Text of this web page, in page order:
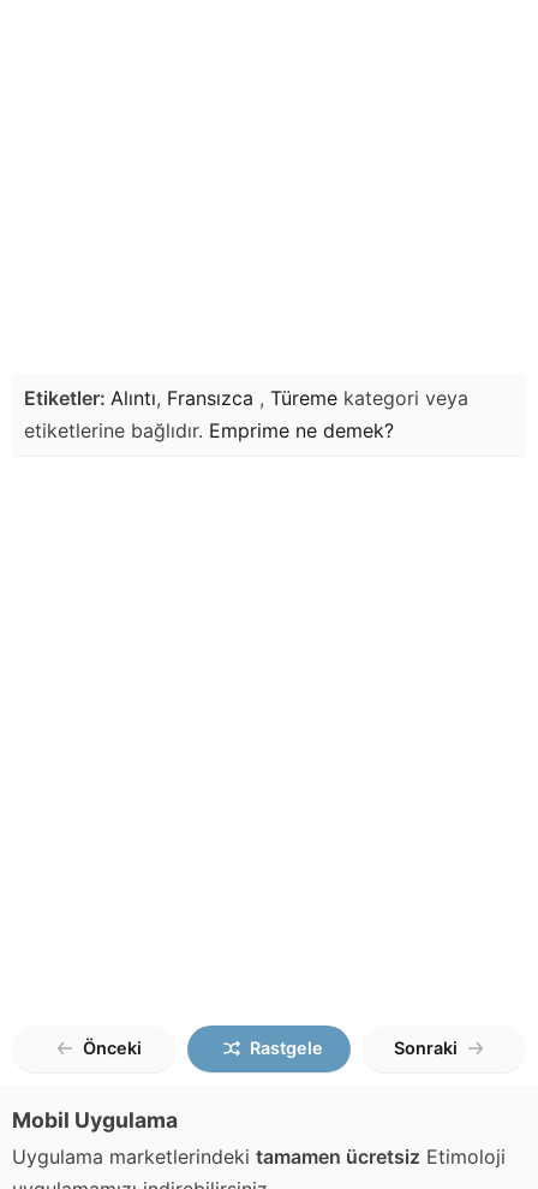
Etiketler: Alıntı, Fransızca , Türeme kategori veya
etiketlerine bağlıdır. Emprime ne demek?
Önceki Rastgele Sonraki
Mobil Uygulama
Uygulama marketlerindeki tamamen ücretsiz Etimoloji